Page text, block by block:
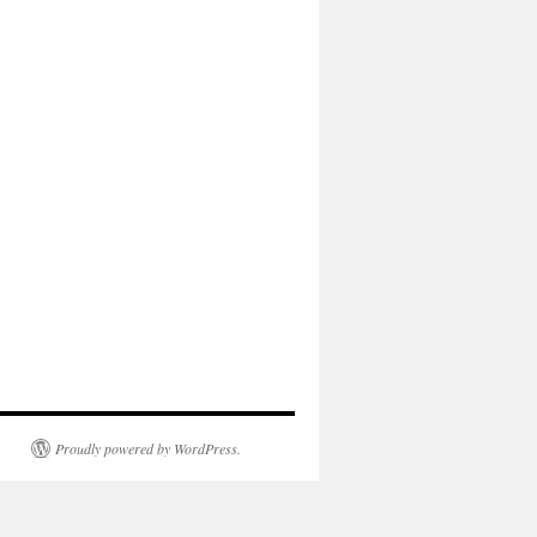
Proudly powered by WordPress.